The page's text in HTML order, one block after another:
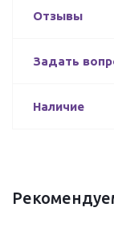
Отзывы
Задать
Наличие